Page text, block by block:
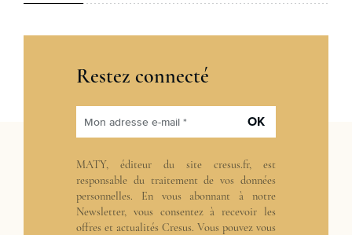
Restez connecté
Mon adresse e-mail * OK
MATY, éditeur du site cresus.fr, est
responsable du traitement de vos données
personnelles. En vous abonnant à notre
Newsletter, vous consentez à recevoir les
offres et actualités Cresus. Vous pouvez vous